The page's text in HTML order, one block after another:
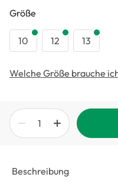
Größe
10 12 13
Welche Größe brauche
Beschreibung